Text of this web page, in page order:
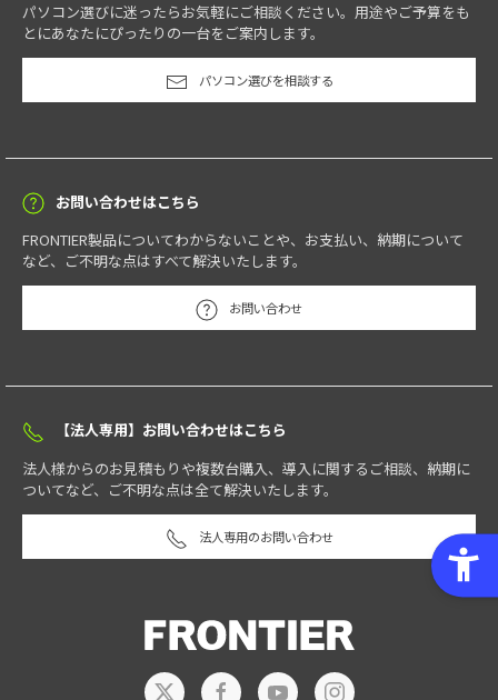
パソコン選びに迷ったらお気軽にご相談ください。用途やご予算をも
とにあなたにぴったりの一台をご案内します。
パソコン選びを相談する
お問い合わせはこちら
FRONTIER製品についてわからないことや、お支払い、納期について
など、ご不明な点はすべて解決いたします。
お問い合わせ
【法人専用】お問い合わせはこちら
法人様からのお見積もりや複数台購入、導入に関するご相談、納期に
ついてなど、ご不明な点は全て解決いたします。
法人専用のお問い合わせ